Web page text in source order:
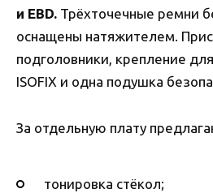
и EBD. Трёхточечные ремни
оснащены натяжителем.
подголовники, крепление
ISOFIX и одна подушка
За отдельную плату
тонировка стёкол;